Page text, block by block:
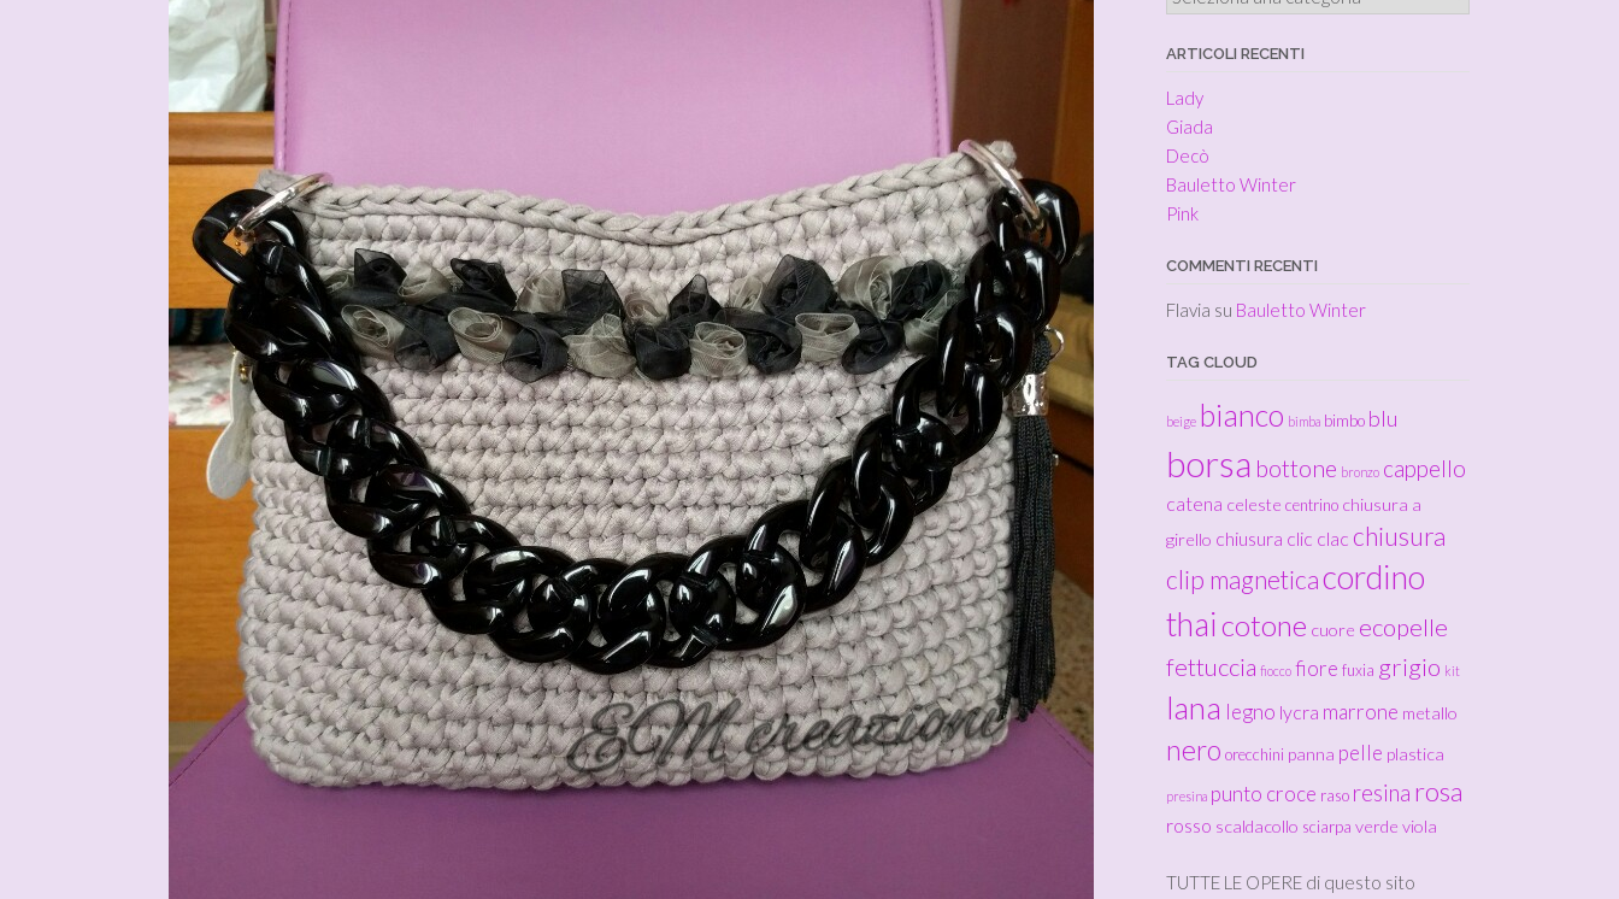
ARTICOLI RECENTI
Lady
Giada
Decò
Bauletto Winter
Pink
COMMENTI RECENTI
Flavia su Bauletto Winter
TAG CLOUD
beige bianco bimba bimbo blu
borsa bottone bronzo cappello
catena celeste centrino chiusura a
girello chiusura clic clac chiusura
clip magneticacordino
thaicotone cuore ecopelle
fettuccia fiocco fiore fuxia grigio kit
lana legno lycra marrone metallo
nero orecchini panna pelle plastica
presina punto croce raso resina rosa
rosso scaldacollo sciarpa verde viola
TUTTE LE OPERE di questo sito